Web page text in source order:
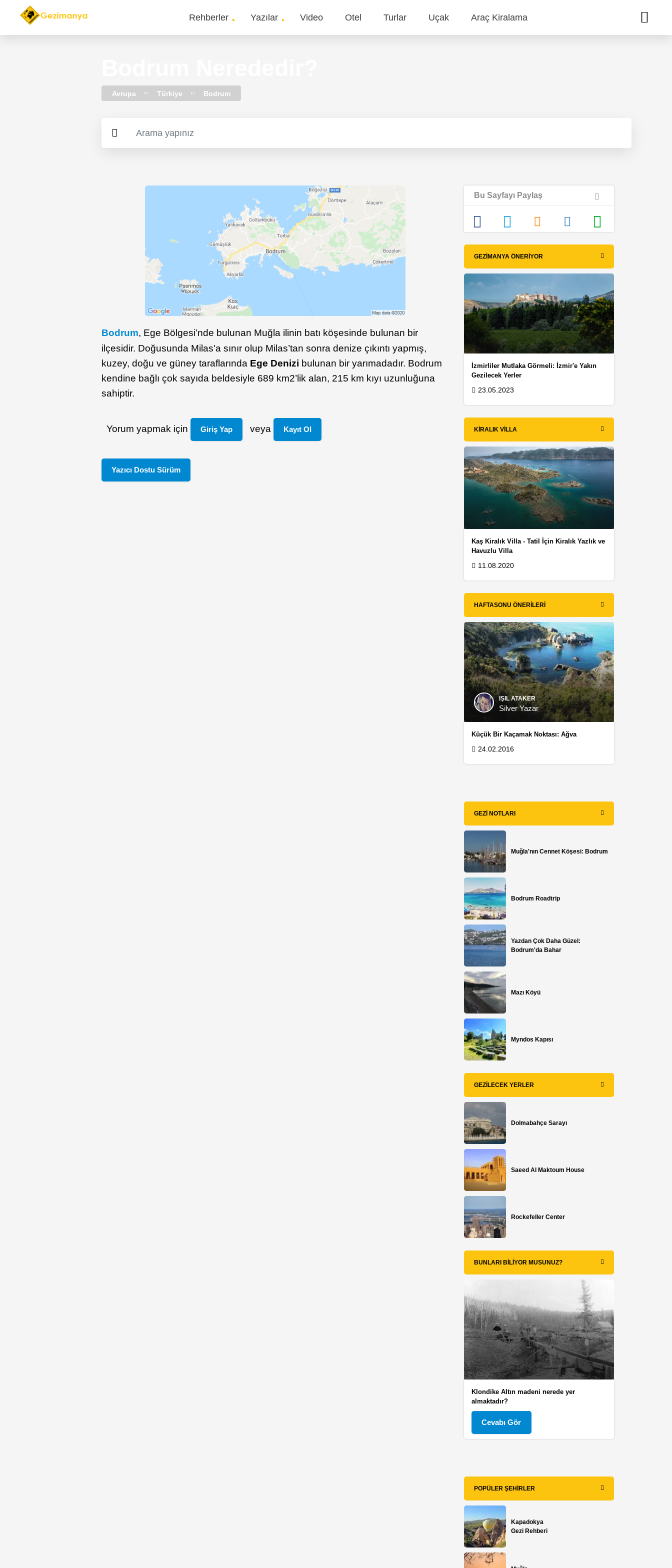
Main
Rehberler Yazılar Video Otel Turlar Uçak Araç Kiralama
Avrupa Türkiye Bodrum
Bodrum, Ege Bölgesi’nde bulunan Muğla ilinin batı köşesinde bulunan bir
ilçesidir. Doğusunda Milas'a sınır olup Milas’tan sonra denize çıkıntı yapmış,
kuzey, doğu ve güney taraflarında Ege Denizi bulunan bir yarımadadır. Bodrum
kendine bağlı çok sayıda beldesiyle 689 km2’lik alan, 215 km kıyı uzunluğuna
sahiptir.
Yorum yapmak için Giriş Yap veya Kayıt Ol
Yazıcı Dostu Sürüm
Bu Sayfayı Paylaş
GEZIMANYA ÖNERIYOR
İzmirliler Mutlaka Görmeli: İzmir'e Yakın
Gezilecek Yerler
23.05.2023
KIRALIK VILLA
Kaş Kiralık Villa - Tatil İçin Kiralık Yazlık ve
Havuzlu Villa
11.08.2020
HAFTASONU ÖNERILERI
IŞIL ATAKER
Silver Yazar
Küçük Bir Kaçamak Noktası: Ağva
24.02.2016
GEZI NOTLARI
Muğla'nın Cennet Köşesi: Bodrum
Bodrum Roadtrip
Yazdan Çok Daha Güzel:
Bodrum'da Bahar
Mazı Köyü
Myndos Kapısı
GEZILECEK YERLER
Dolmabahçe Sarayı
Saeed Al Maktoum House
Rockefeller Center
BUNLARI BILIYOR MUSUNUZ?
Klondike Altın madeni nerede yer
almaktadır?
Cevabı Gör
POPÜLER ŞEHIRLER
Kapadokya
Gezi Rehberi